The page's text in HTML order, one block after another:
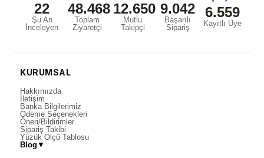
22
Şu An
İnceleyen
48.468
Toplam
Ziyaretçi
12.650
Mutlu
Takipçi
9.042
Başarılı
Sipariş
6.559
Kayıtlı Üye
KURUMSAL
Hakkımızda
İletişim
Banka Bilgilerimiz
Ödeme Seçenekleri
Öneri/Bildirimler
Sipariş Takibi
Yüzük Ölçü Tablosu
Blog ▼